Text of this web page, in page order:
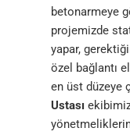
betonarmeye
projemizde
yapar,
özel bağlantı
en üst düzeye
Ustası